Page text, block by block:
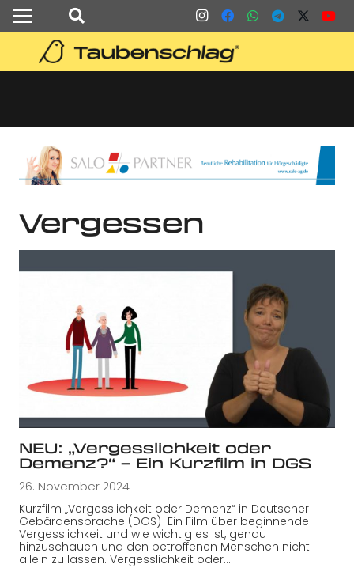
Vergessen
NEU: „Vergesslichkeit oder
Demenz?“ – Ein Kurzfilm in DGS
26. November 2024
Kurzfilm „Vergesslichkeit oder Demenz“ in Deutscher
Gebärdensprache (DGS) Ein Film über beginnende
Vergesslichkeit und wie wichtig es ist, genau
hinzuschauen und den betroffenen Menschen nicht
allein zu lassen. Vergesslichkeit oder…